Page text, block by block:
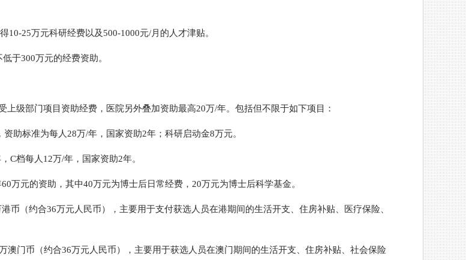
25万元科研经费以及500-1000元/月的人才津贴。
于300万元的经费资助。
上级部门项目资助经费，医院另外叠加资助最高20万/年。包括但不限于如下项目：
助标准为每人28万/年，国家资助2年；科研启动金8万元。
C档每人12万/年，国家资助2年。
万元的资助，其中40万元为博士后日常经费，20万元为博士后科学基金。
币（约合36万元人民币），主要用于支付获选人员在港期间的生活开支、住房补贴、医疗保险、
澳门币（约合36万元人民币），主要用于获选人员在澳门期间的生活开支、住房补贴、社会保险